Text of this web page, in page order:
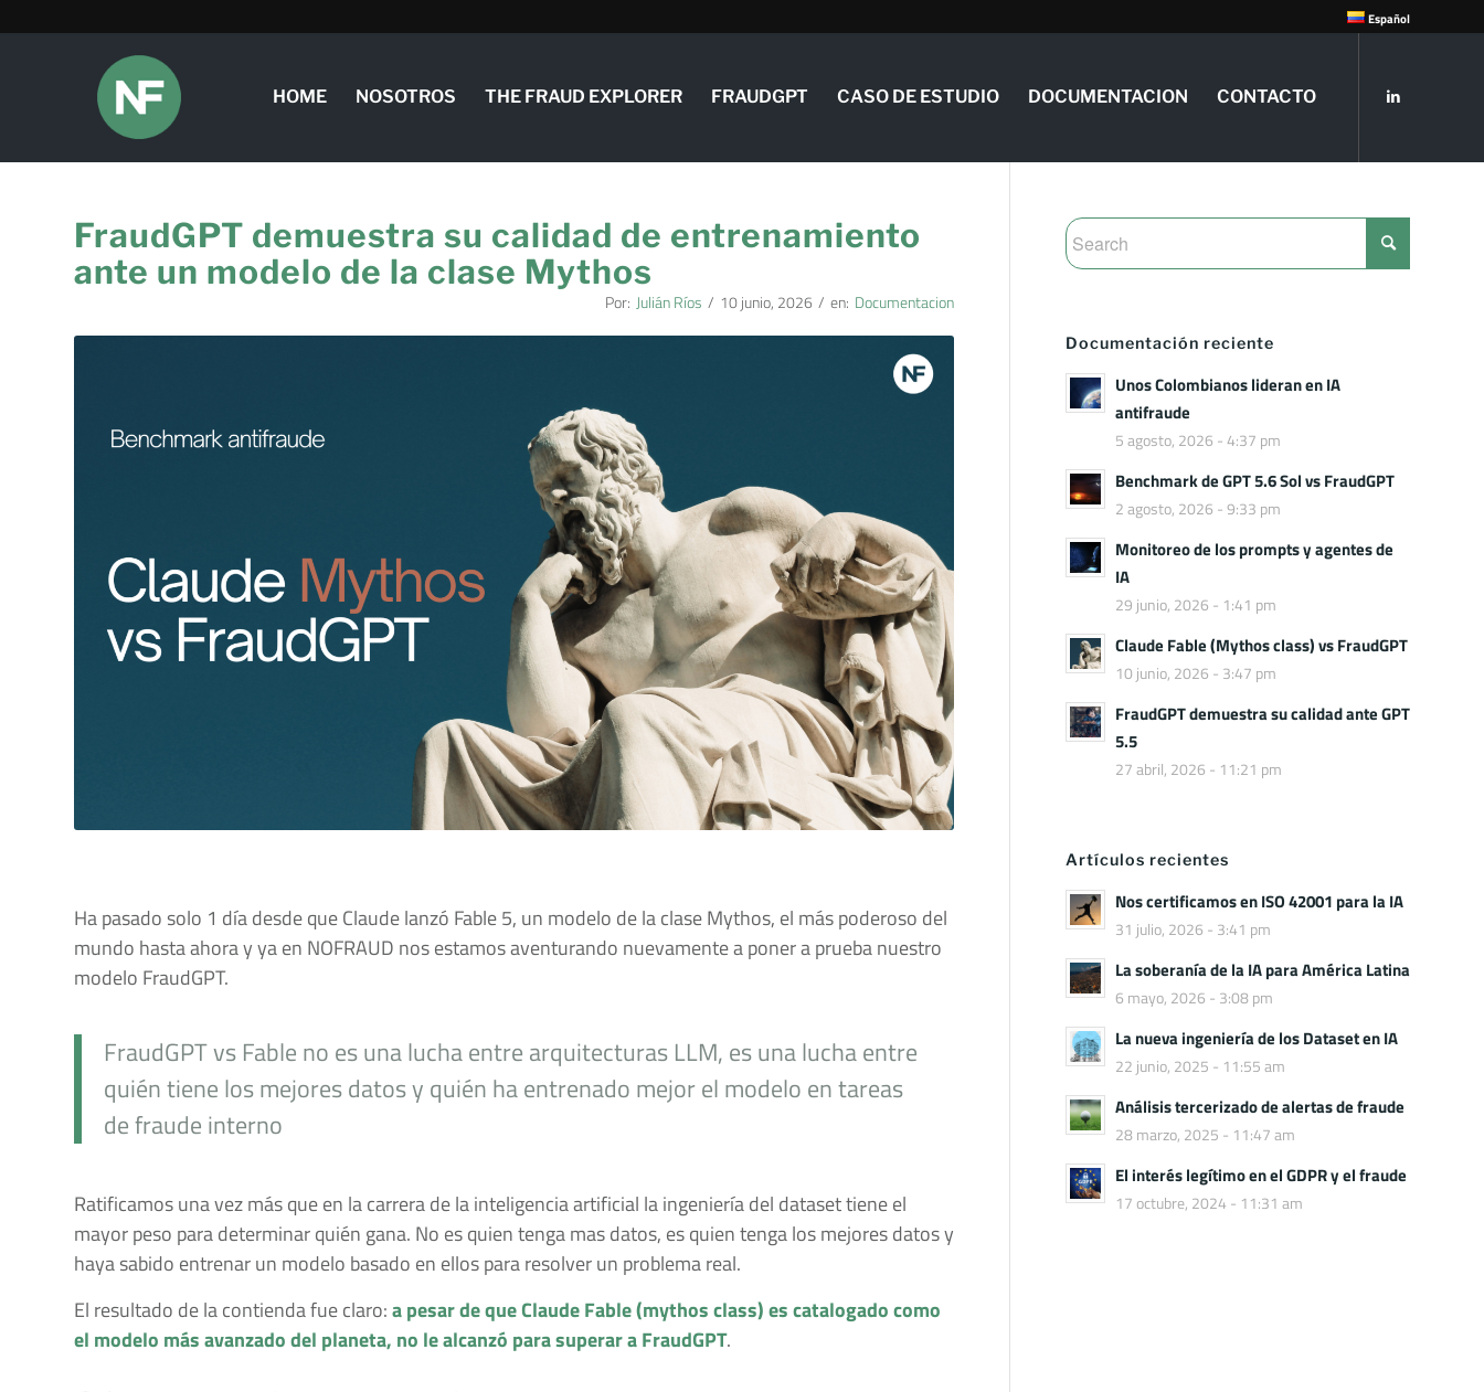
Español
HOME NOSOTROS THE FRAUD EXPLORER FRAUDGPT CASO DE ESTUDIO DOCUMENTACION CONTACTO
FraudGPT demuestra su calidad de entrenamiento
ante un modelo de la clase Mythos
Por: Julián Ríos / 10 junio, 2026 / en: Documentacion
Ha pasado solo 1 día desde que Claude lanzó Fable 5, un modelo de la clase Mythos, el más poderoso del
mundo hasta ahora y ya en NOFRAUD nos estamos aventurando nuevamente a poner a prueba nuestro
modelo FraudGPT.
FraudGPT vs Fable no es una lucha entre arquitecturas LLM, es una lucha entre
quién tiene los mejores datos y quién ha entrenado mejor el modelo en tareas
de fraude interno
Ratificamos una vez más que en la carrera de la inteligencia artificial la ingeniería del dataset tiene el
mayor peso para determinar quién gana. No es quien tenga mas datos, es quien tenga los mejores datos y
haya sabido entrenar un modelo basado en ellos para resolver un problema real.
El resultado de la contienda fue claro:a pesar de que Claude Fable (mythos class) es catalogado como
el modelo más avanzado del planeta, no le alcanzó para superar a FraudGPT.
Documentación reciente
Unos Colombianos lideran en IA
antifraude
5 agosto, 2026 - 4:37 pm
Benchmark de GPT 5.6 Sol vs FraudGPT
2 agosto, 2026 - 9:33 pm
Monitoreo de los prompts y agentes de
IA
29 junio, 2026 - 1:41 pm
Claude Fable (Mythos class) vs FraudGPT
10 junio, 2026 - 3:47 pm
FraudGPT demuestra su calidad ante GPT
5.5
27 abril, 2026 - 11:21 pm
Artículos recientes
Nos certificamos en ISO 42001 para la IA
31 julio, 2026 - 3:41 pm
La soberanía de la IA para América Latina
6 mayo, 2026 - 3:08 pm
La nueva ingeniería de los Dataset en IA
22 junio, 2025 - 11:55 am
Análisis tercerizado de alertas de fraude
28 marzo, 2025 - 11:47 am
El interés legítimo en el GDPR y el fraude
17 octubre, 2024 - 11:31 am